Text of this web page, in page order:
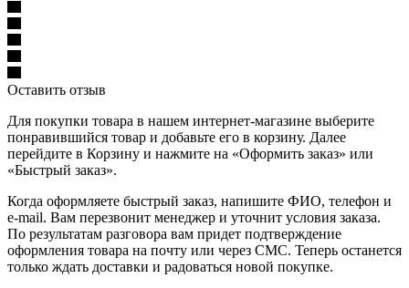
Оставить отзыв
Для покупки товара в нашем интернет-магазине выберите
понравившийся товар и добавьте его в корзину. Далее
перейдите в Корзину и нажмите на «Оформить заказ» или
«Быстрый заказ».
Когда оформляете быстрый заказ, напишите ФИО, телефон и
e-mail. Вам перезвонит менеджер и уточнит условия заказа.
По результатам разговора вам придет подтверждение
оформления товара на почту или через СМС. Теперь останется
только ждать доставки и радоваться новой покупке.